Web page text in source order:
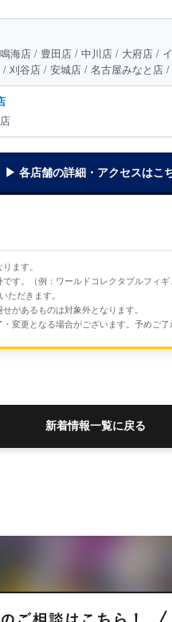
海店 / 豊田店 / 中川店 / 大府店 /
刈谷店 / 安城店 / 名古屋みなと店
▶ 各店舗の詳細・アクセスはこ
ます。
す。（例：ワールドコレクタブルフィギ
ただきます。
があるものは対象外となります。
変更となる場合がございます。予めご了
新着情報一覧に戻る